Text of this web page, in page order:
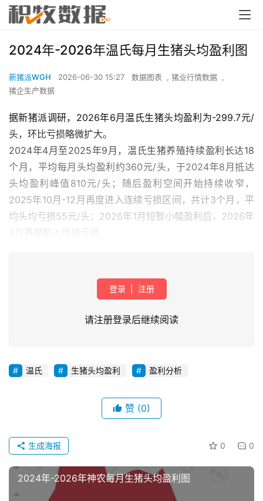
首
讯
新
闻
2024年-2026年温氏每月生猪头均盈利图
新猪派WGH 2026-06-30 15:27 数据图表 , 猪业行情数据
,
猪企生产数据
据新猪派调研，2026年6月温氏生猪头均盈利为-299.7元/
头，环比亏损略微扩大。
2024年4月至2025年9月，温氏生猪养殖持续盈利长达18
个月，平均每月头均盈利约360元/头，于2024年8月抵达
头均盈利峰值810元/头；随后盈利空间开始持续收窄，
2025年10月-12月再度进入连续亏损区间，共计3个月，平
均头均亏损55元/头；2026年1月短暂小幅盈利后，2026年
2月再度陷入连续亏损...
登录 注册
请注册登录后继续阅读
温氏 生猪头均盈利 盈利分析
赞 (0)
0 0
生成海报
2024年-2026年神农每月生猪头均盈利图